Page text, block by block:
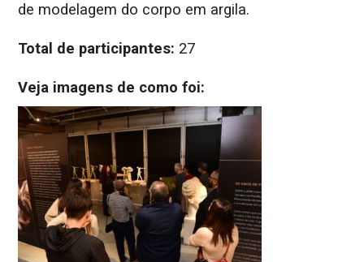
de modelagem do corpo em argila.
Total de participantes: 27
Veja imagens de como foi: